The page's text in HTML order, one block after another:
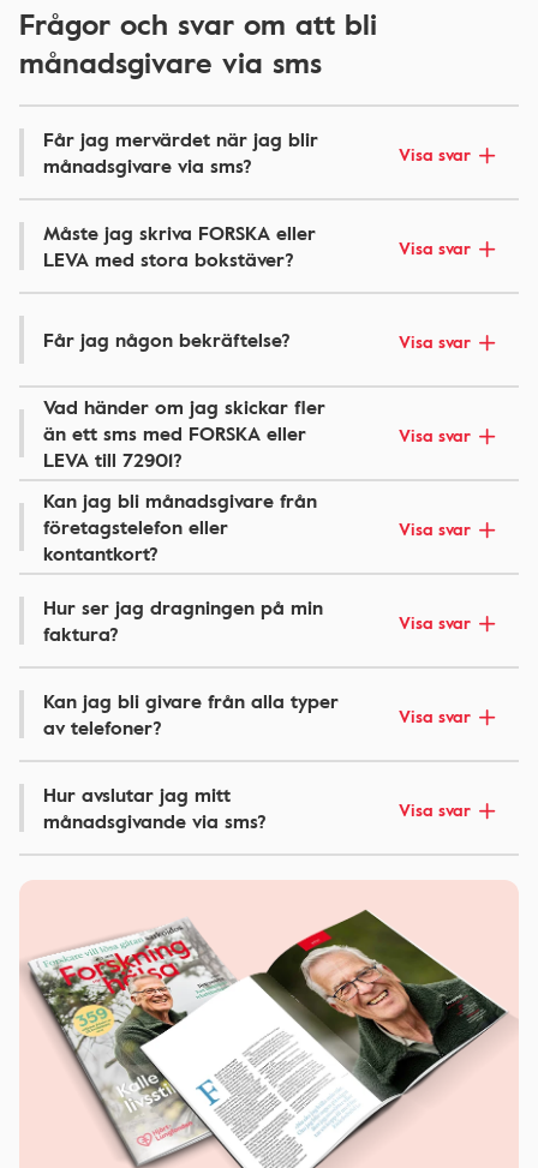
Frågor och svar om att bli
månadsgivare via sms
Får jag mervärdet när jag blir
månadsgivare via sms?
Visa svar
Måste jag skriva FORSKA eller
LEVA med stora bokstäver?
Visa svar
Får jag någon bekräftelse? Visa svar
Vad händer om jag skickar fler
än ett sms med FORSKA eller
LEVA till 72901?
Visa svar
Kan jag bli månadsgivare från
företagstelefon eller
kontantkort?
Visa svar
Hur ser jag dragningen på min
faktura?
Visa svar
Kan jag bli givare från alla typer
av telefoner?
Visa svar
Hur avslutar jag mitt
månadsgivande via sms?
Visa svar